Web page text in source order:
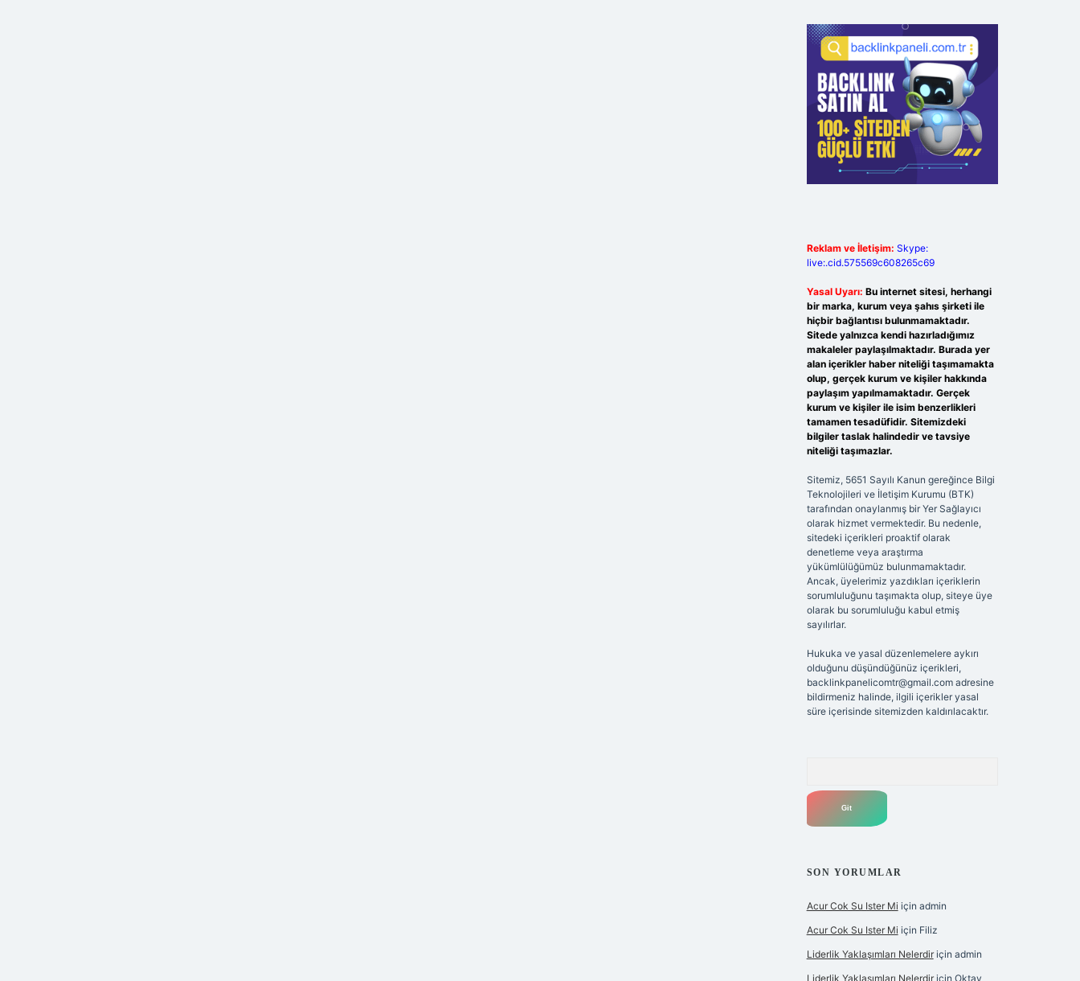
Reklam ve İletişim: Skype:
live:.cid.575569c608265c69
Yasal Uyarı: Bu internet sitesi, herhangi
bir marka, kurum veya şahıs şirketi ile
hiçbir bağlantısı bulunmamaktadır.
Sitede yalnızca kendi hazırladığımız
makaleler paylaşılmaktadır. Burada yer
alan içerikler haber niteliği taşımamakta
olup, gerçek kurum ve kişiler hakkında
paylaşım yapılmamaktadır. Gerçek
kurum ve kişiler ile isim benzerlikleri
tamamen tesadüfidir. Sitemizdeki
bilgiler taslak halindedir ve tavsiye
niteliği taşımazlar.
Sitemiz, 5651 Sayılı Kanun gereğince Bilgi
Teknolojileri ve İletişim Kurumu (BTK)
tarafından onaylanmış bir Yer Sağlayıcı
olarak hizmet vermektedir. Bu nedenle,
sitedeki içerikleri proaktif olarak
denetleme veya araştırma
yükümlülüğümüz bulunmamaktadır.
Ancak, üyelerimiz yazdıkları içeriklerin
sorumluluğunu taşımakta olup, siteye üye
olarak bu sorumluluğu kabul etmiş
sayılırlar.
Hukuka ve yasal düzenlemelere aykırı
olduğunu düşündüğünüz içerikleri,
backlinkpanelicomtr@gmail.comadresine
bildirmeniz halinde, ilgili içerikler yasal
süre içerisinde sitemizden kaldırılacaktır.
SON YORUMLAR
Acur Cok Su Ister Mi için admin
Acur Cok Su Ister Mi için Filiz
Liderlik Yaklaşımları Nelerdiriçin admin
Liderlik Yaklaşımları Nelerdiriçin Oktay